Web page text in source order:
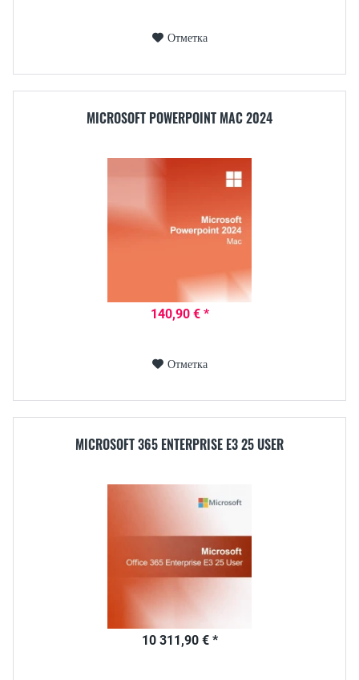
Отметка
MICROSOFT POWERPOINT MAC 2024
140,90 € *
Отметка
MICROSOFT 365 ENTERPRISE E3 25 USER
10 311,90 € *